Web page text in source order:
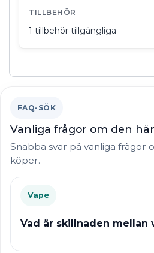
TILLBEHÖR
1 tillbehör tillgängliga
FAQ-SÖK
Vanliga frågor om den
Snabba svar på vanliga frågor
köper.
Vape
Vad är skillnaden mellan